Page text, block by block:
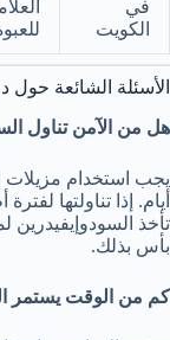
في
الكويت
للعبوة 12
الأسئلة الشائعة حول
هل من الآمن تناول
أيام. إذا تناولتها
بأس بذلك.
كم من الوقت يستمر